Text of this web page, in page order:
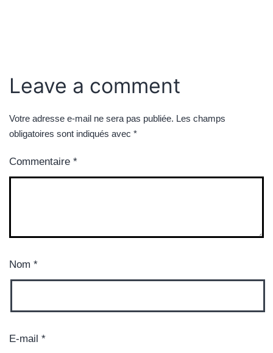
Leave a comment
Votre adresse e-mail ne sera pas publiée. Les champs
obligatoires sont indiqués avec *
Commentaire *
Nom *
E-mail *